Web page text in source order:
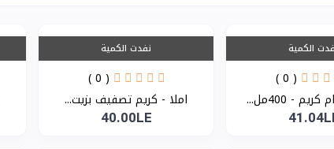
الكمية
( 0 )
- 400مل...
نفدت الكمية
( 0 )
املا - كريم تصفيف بزيت...
40.00LE